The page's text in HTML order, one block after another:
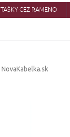
TAŠKY CEZ RAMENO
NovaKabelka.sk